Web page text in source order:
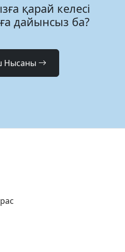
қарай келесі
дайынсыз ба?
Нысаны